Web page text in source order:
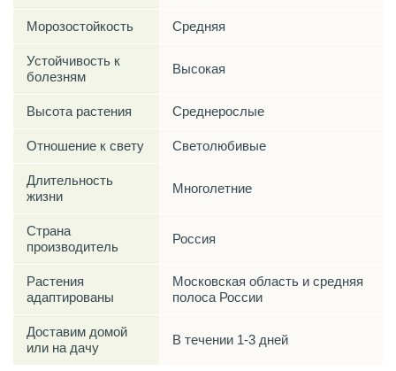
Морозостойкость Средняя
Устойчивость к
болезням
Высокая
Высота растения Среднерослые
Отношение к свету Светолюбивые
Длительность
жизни
Многолетние
Страна
производитель
Россия
Растения
адаптированы
Московская область и средняя
полоса России
Доставим домой
или на дачу
В течении 1-3 дней